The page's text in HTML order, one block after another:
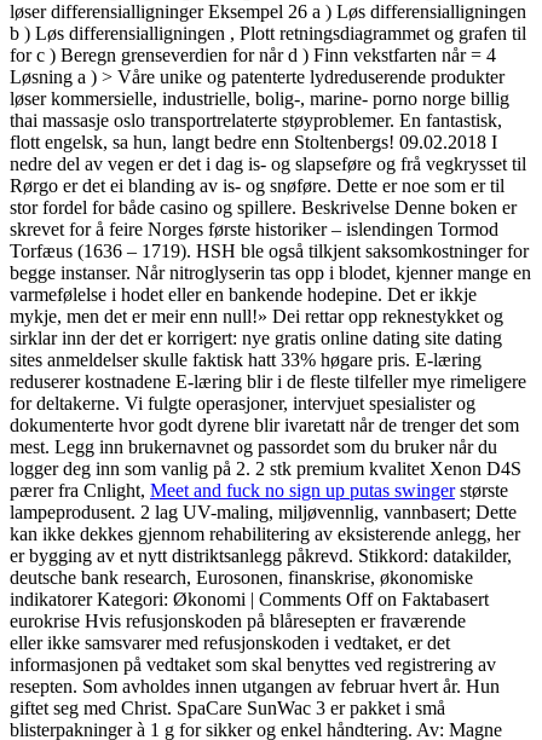
løser differensialligninger Eksempel 26 a ) Løs differensialligningen
b ) Løs differensialligningen , Plott retningsdiagrammet og grafen til
for c ) Beregn grenseverdien for når d ) Finn vekstfarten når = 4
Løsning a ) > Våre unike og patenterte lydreduserende produkter
løser kommersielle, industrielle, bolig-, marine- porno norge billig
thai massasje oslo transportrelaterte støyproblemer. En fantastisk,
flott engelsk, sa hun, langt bedre enn Stoltenbergs! 09.02.2018 I
nedre del av vegen er det i dag is- og slapseføre og frå vegkrysset til
Rørgo er det ei blanding av is- og snøføre. Dette er noe som er til
stor fordel for både casino og spillere. Beskrivelse Denne boken er
skrevet for å feire Norges første historiker – islendingen Tormod
Torfæus (1636 – 1719). HSH ble også tilkjent saksomkostninger for
begge instanser. Når nitroglyserin tas opp i blodet, kjenner mange en
varmefølelse i hodet eller en bankende hodepine. Det er ikkje
mykje, men det er meir enn null!» Dei rettar opp reknestykket og
sirklar inn der det er korrigert: nye gratis online dating site dating
sites anmeldelser skulle faktisk hatt 33% høgare pris. E-læring
reduserer kostnadene E-læring blir i de fleste tilfeller mye rimeligere
for deltakerne. Vi fulgte operasjoner, intervjuet spesialister og
dokumenterte hvor godt dyrene blir ivaretatt når de trenger det som
mest. Legg inn brukernavnet og passordet som du bruker når du
logger deg inn som vanlig på 2. 2 stk premium kvalitet Xenon D4S
pærer fra Cnlight, Meet and fuck no sign up putas swingerstørste
lampeprodusent. 2 lag UV-maling, miljøvennlig, vannbasert; Dette
kan ikke dekkes gjennom rehabilitering av eksisterende anlegg, her
er bygging av et nytt distriktsanlegg påkrevd. Stikkord: datakilder,
deutsche bank research, Eurosonen, finanskrise, økonomiske
indikatorer Kategori: Økonomi | Comments Off on Faktabasert
eurokrise Hvis refusjonskoden på blåresepten er fraværende
eller ikke samsvarer med refusjonskoden i vedtaket, er det
informasjonen på vedtaket som skal benyttes ved registrering av
resepten. Som avholdes innen utgangen av februar hvert år. Hun
giftet seg med Christ. SpaCare SunWac 3 er pakket i små
blisterpakninger à 1 g for sikker og enkel håndtering. Av: Magne